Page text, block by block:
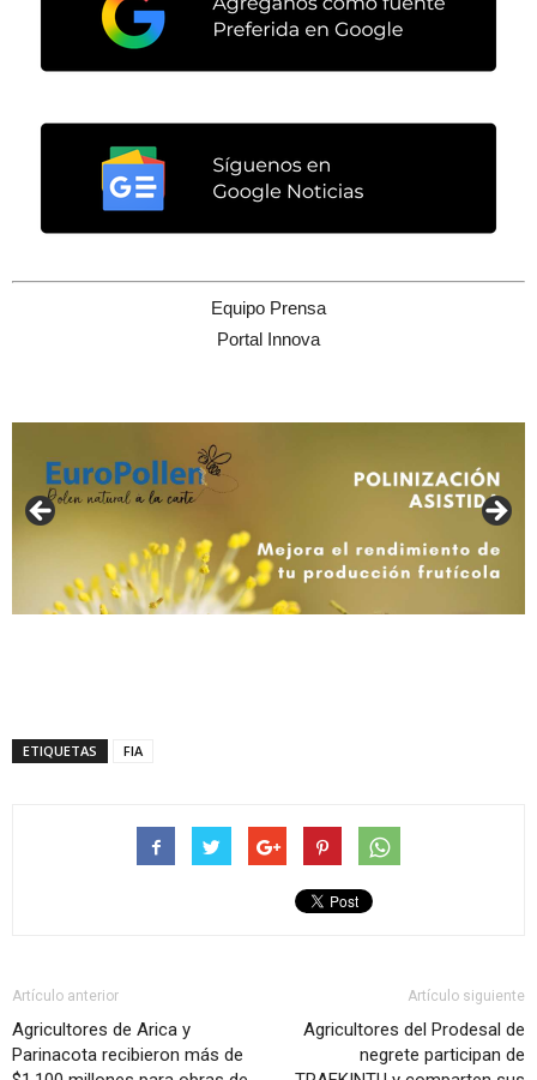
Equipo Prensa
Portal Innova
ETIQUETAS FIA
Artículo anterior
Agricultores de Arica y
Parinacota recibieron más de
Artículo siguiente
Agricultores del Prodesal de
negrete participan de